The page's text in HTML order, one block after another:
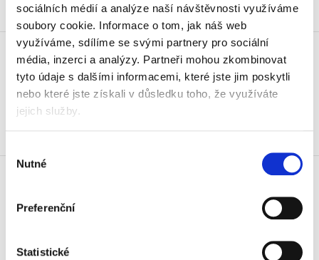
sociálních médií a analýze naší návštěvnosti využíváme
soubory cookie. Informace o tom, jak náš web
využíváme, sdílíme se svými partnery pro sociální
média, inzerci a analýzy. Partneři mohou zkombinovat
tyto údaje s dalšími informacemi, které jste jim poskytli
nebo které jste získali v důsledku toho, že využíváte
jejich služby.
souhlasu
Nutné
Preferenční
Statistické
Skladem
Stroj na hřebenovou vazbu
Fellowes Pulsar e300
5 543 Kč
6 707,03 Kč vč. DPH
3 390 Kč